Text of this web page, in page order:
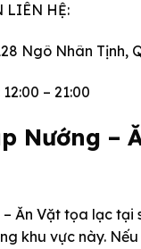
LIÊN HỆ:
Ngô Nhân Tịnh,
– 21:00
Nướng –
Ăn Vặt tọa lạc tại
khu vực này.